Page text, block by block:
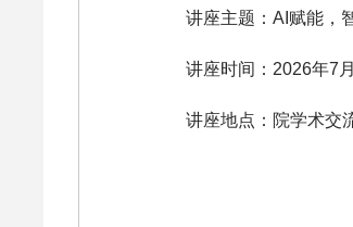
讲座主题：AI赋能，
讲座时间：2026年7
讲座地点：院学术交